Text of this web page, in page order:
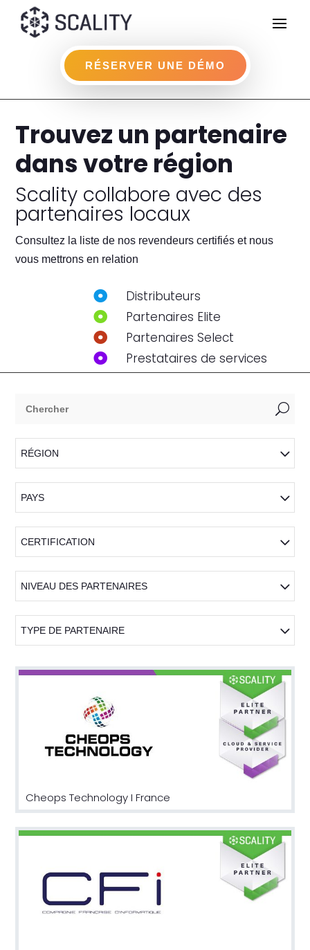
RÉSERVER UNE DÉMO
Trouvez un partenaire
dans votre région
Scality collabore avec des
partenaires locaux
Consultez la liste de nos revendeurs certifiés et nous
vous mettrons en relation
 Distributeurs
 Partenaires Elite
 Partenaires Select
 Prestataires de services
U
RÉGION
PAYS
CERTIFICATION
NIVEAU DES PARTENAIRES
TYPE DE PARTENAIRE
Cheops Technology I France